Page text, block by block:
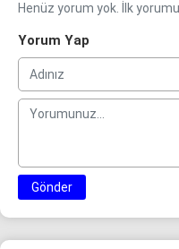
Henüz yorum yok. İlk
Yorum Yap
Gönder